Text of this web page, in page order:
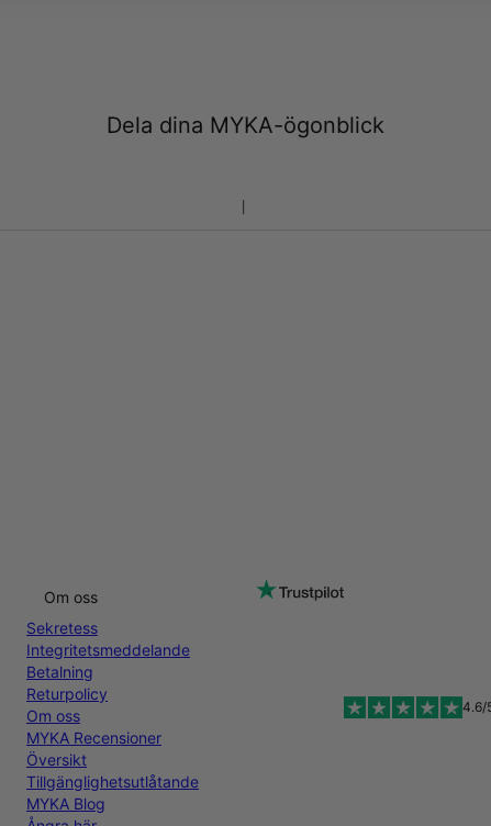
Dela dina MYKA-ögonblick
Om oss
Sekretess
Integritetsmeddelande
Betalning
Returpolicy
Om oss
MYKA Recensioner
Översikt
Tillgänglighetsutlåtande
MYKA Blog
4.6/